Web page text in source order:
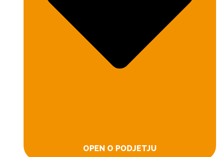
OPEN O PODJETJU